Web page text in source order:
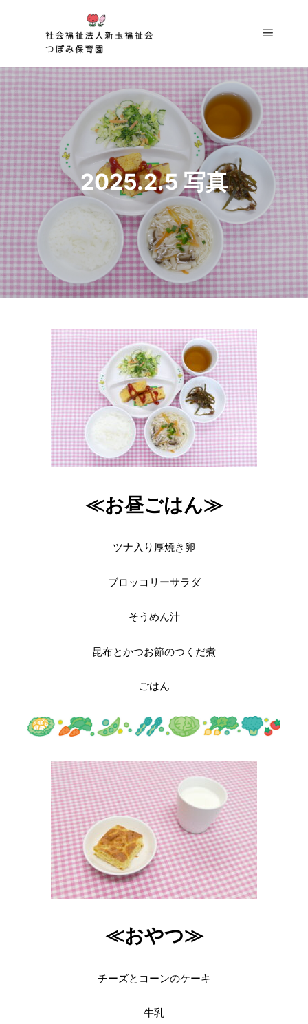
2025.2.5 写真
≪お昼ごはん≫
ツナ入り厚焼き卵
ブロッコリーサラダ
そうめん汁
昆布とかつお節のつくだ煮
ごはん
≪おやつ≫
チーズとコーンのケーキ
牛乳